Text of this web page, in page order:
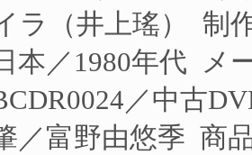
ラ（井上瑤） 制
本／1980年代 メ
／中古
／富野由悠季 商